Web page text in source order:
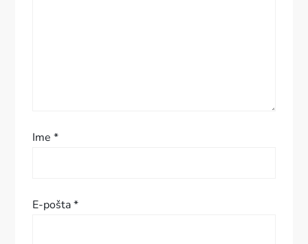
s
e
Ime*
E-pošta*